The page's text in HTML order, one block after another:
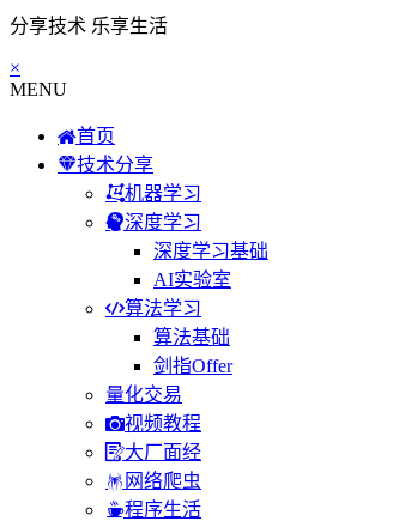
分享技术 乐享生活
×
MENU
首页
技术分享
机器学习
深度学习
深度学习基础
AI实验室
算法学习
算法基础
剑指Offer
量化交易
视频教程
大厂面经
网络爬虫
程序生活